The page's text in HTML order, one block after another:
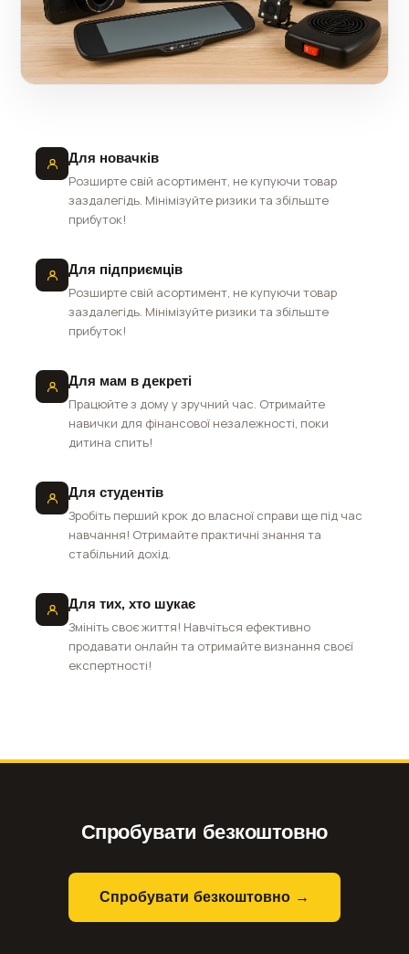
Для новачків
Розширте свій асортимент, не купуючи товар
заздалегідь. Мінімізуйте ризики та збільште
прибуток!
Для підприємців
Розширте свій асортимент, не купуючи товар
заздалегідь. Мінімізуйте ризики та збільште
прибуток!
Для мам в декреті
Працюйте з дому у зручний час. Отримайте
навички для фінансової незалежності, поки
дитина спить!
Для студентів
Зробіть перший крок до власної справи ще під час
навчання! Отримайте практичні знання та
стабільний дохід.
Для тих, хто шукає
Змініть своє життя! Навчіться ефективно
продавати онлайн та отримайте визнання своєї
експертності!
Спробувати безкоштовно
Спробувати безкоштовно →